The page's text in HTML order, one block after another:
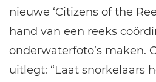
nieuwe ‘Citizens of the
hand van een reeks
onderwaterfoto’s maken.
uitlegt: “Laat snorkelaars